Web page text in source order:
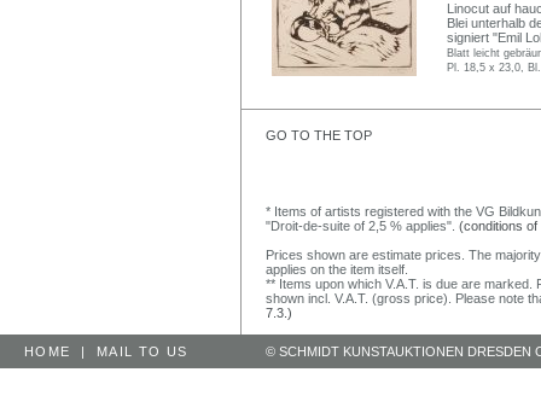
Linocut auf
Blei unterhalb
signiert "Emil
Blatt leicht
Pl. 18,5 x 23,0,
GO TO THE TOP
* Items of artists registered with the VG
"Droit-de-suite of 2,5 % applies". (conditions of
Prices shown are estimate prices. The
applies on the item itself.
** Items upon which V.A.T. is due are
shown incl. V.A.T. (gross price). Please note
7.3.)
HOME | MAIL TO US © SCHMIDT KUNSTAUKTIONEN DRESDEN